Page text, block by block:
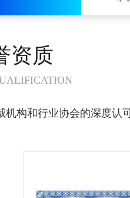
资质
构和行业协会的深度认